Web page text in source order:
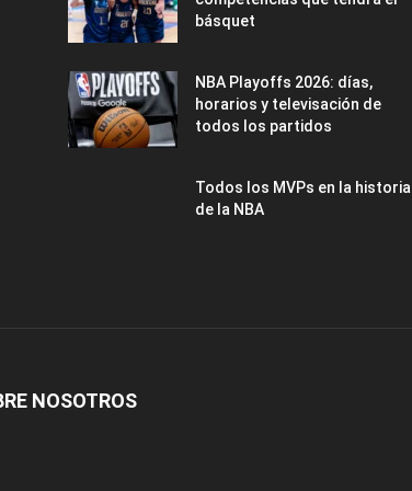
básquet
NBA Playoffs 2026: días,
horarios y televisación de
todos los partidos
Todos los MVPs en la historia
de la NBA
NOSOTROS